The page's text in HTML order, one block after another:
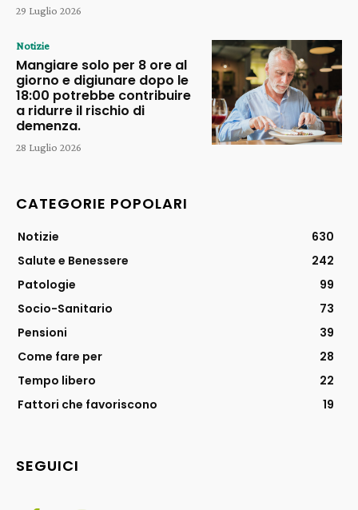
29 Luglio 2026
Notizie
Mangiare solo per 8 ore al
giorno e digiunare dopo le
18:00 potrebbe contribuire
a ridurre il rischio di
demenza.
28 Luglio 2026
CATEGORIE POPOLARI
Notizie
630
Salute e Benessere
242
Patologie
99
Socio-Sanitario
73
Pensioni
39
Come fare per
28
Tempo libero
22
Fattori che favoriscono
19
SEGUICI